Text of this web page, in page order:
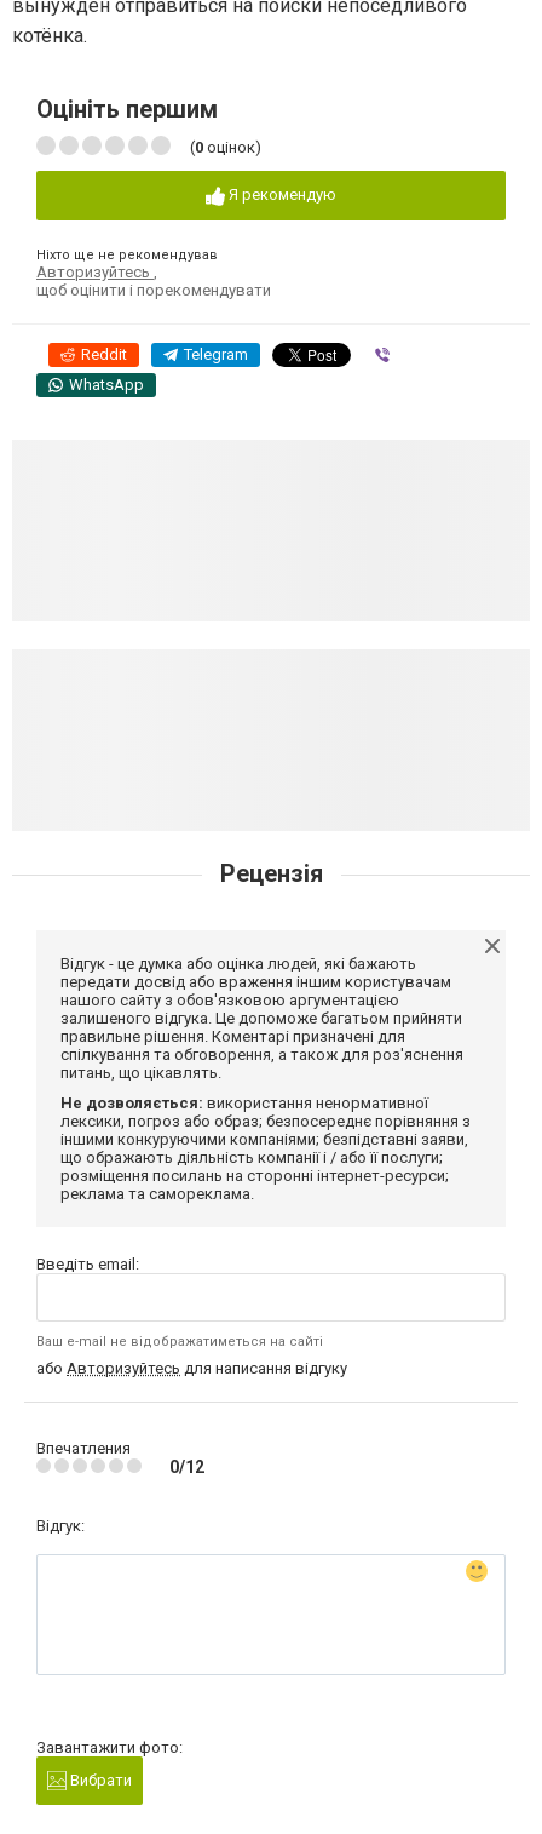
вынужден отправиться на поиски непоседливого
котёнка.
Оцініть першим
(0 оцінок)
Я рекомендую
Ніхто ще не рекомендував
Авторизуйтесь
щоб оцінити і порекомендувати
Reddit Telegram
WhatsApp
Рецензія
Відгук - це думка або оцінка людей, які бажають
передати досвід або враження іншим користувачам
нашого сайту з обов'язковою аргументацією
залишеного відгука. Це допоможе багатьом прийняти
правильне рішення. Коментарі призначені для
спілкування та обговорення, а також для роз'яснення
питань, що цікавлять.
Не дозволяється: використання ненормативної
лексики, погроз або образ; безпосереднє порівняння з
іншими конкуруючими компаніями; безпідставні заяви,
що ображають діяльність компанії і / або її послуги;
розміщення посилань на сторонні інтернет-ресурси;
реклама та самореклама.
Введіть email:
Ваш e-mail не відображатиметься на сайті
або Авторизуйтесь для написання відгуку
Впечатления
0/12
Відгук:
Завантажити фото:
Вибрати